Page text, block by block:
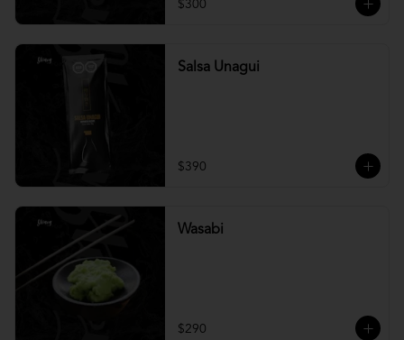
$300
Salsa Unagui
$390
Wasabi
$290